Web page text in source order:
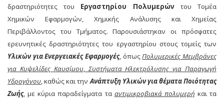
δραστηριότητες του Εργαστηρίου Πολυμερών του Τομέα
Χημικών Εφαρμογών, Χημικής Ανάλυσης και Χημείας
Περιβάλλοντος του Τμήματος. Παρουσιάστηκαν οι πρόσφατες
ερευνητικές δραστηριότητες του εργαστηρίου στους τομείς των
Υλικών για Ενεργειακές Εφαρμογές, όπωςΠολυμερικές Μεμβράνες
για Κυψελίδες Καυσίμου, Συστήματα Ηλεκτρόλυσης για Παραγωγή
Υδρογόνου, καθώς και τηνΑνάπτυξη Υλικών για θέματα Ποιότητας
Ζωής, με κύρια παραδείγματα τα αντιμικροβιακά πολυμερή και τα